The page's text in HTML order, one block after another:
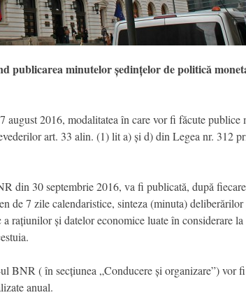
publicarea minutelor ședințelor de politică
2016, modalitatea în care vor fi făcute publice
art. 33 alin. (1) lit a) și d) din Legea nr. 312
din 30 septembrie 2016, va fi publicată, după
de 7 zile calendaristice, sinteza (minuta)
rațiunilor și datelor economice luate în considerare
BNR ( în secțiunea „Conducere și organizare”) vor
anual.